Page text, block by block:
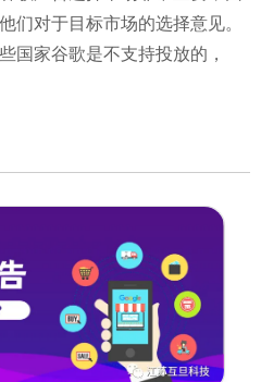
们对于目标市场的选择意见。
国家谷歌是不支持投放的，